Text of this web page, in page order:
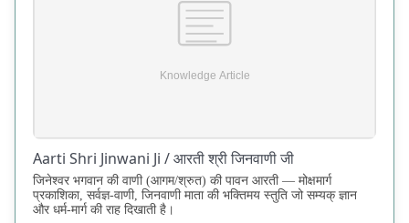
Aarti Shri Jinwani Ji / आरती श्री जिनवाणी जी
जिनेश्वर भगवान की वाणी (आगम/श्रुत) की पावन आरती — मोक्षमार्ग
प्रकाशिका, सर्वज्ञ-वाणी, जिनवाणी माता की भक्तिमय स्तुति जो सम्यक् ज्ञान
और धर्म-मार्ग की राह दिखाती है।